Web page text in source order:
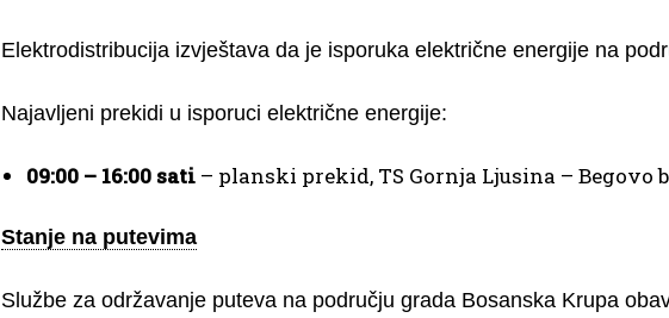
Elektrodistribucija izvještava da je isporuka električne energije na
Najavljeni prekidi u isporuci električne energije:
09:00 – 16:00 sati – planski prekid, TS Gornja Ljusina –
Stanje na putevima
Službe za održavanje puteva na području grada Bosanska Krupa